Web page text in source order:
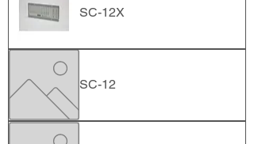
SC-12X
SC-12